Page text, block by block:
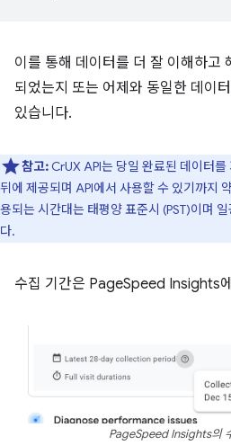
이를 통해 데이터를 더 잘 이해하고
되었는지 또는 어제와 동일한 데이
있습니다.
참고: CrUX API는 당일 완료된 데이터
뒤에 제공되며 API에서 사용할 수 있기까지
용되는 시간대는 태평양 표준시 (PST)이며
다.
수집 기간은 PageSpeed Insights
PageSpeed Insights의